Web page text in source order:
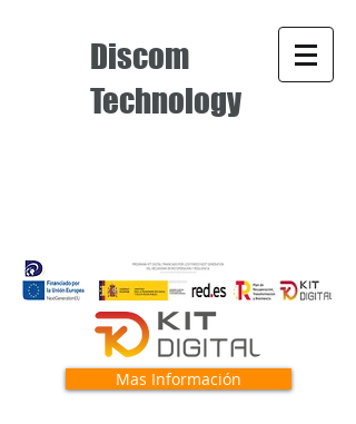
Discom
Technology
Mas Información